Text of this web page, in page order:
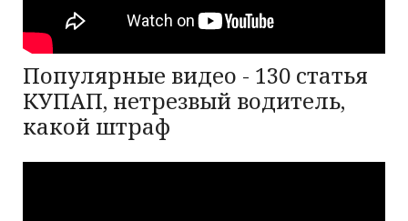
Популярные видео - 130 статья
КУПАП, нетрезвый водитель,
какой штраф